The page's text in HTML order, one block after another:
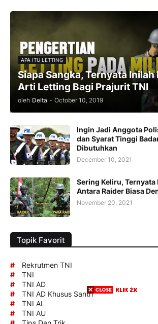
APA ITU LETTING
Siapa Sangka, Ternyata Inilah
Arti Letting Bagi Prajurit TNI
oleh Delta - October 10, 2019
Ingin Jadi Anggota
dan Syarat Tinggi
Dibutuhkan
December 10, 2021
Sering Keliru, Ternyata
Antara Raider Biasa
November 20, 2021
Topik Favorit
#
Rekrutmen TNI
#
TNI
#
TNI AD
#
TNI AD Khusus Santri
#
TNI AL
#
TNI AU